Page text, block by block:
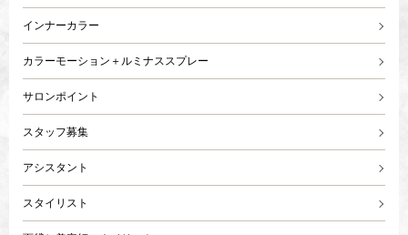
インナーカラー
カラーモーション＋ルミナススプレー
サロンポイント
スタッフ募集
アシスタント
スタイリスト